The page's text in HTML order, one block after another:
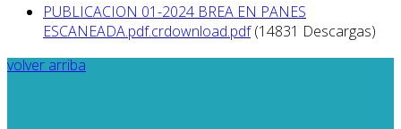
PUBLICACION 01-2024 BREA EN PANES
ESCANEADA.pdf.crdownload.pdf (14831 Descargas)
volver arriba